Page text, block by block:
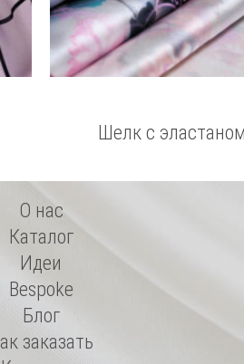
Шелк с
О нас
Каталог
Идеи
Bespoke
Блог
заказать